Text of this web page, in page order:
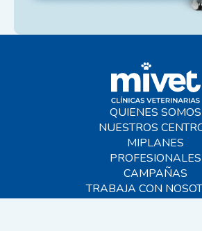
QUIENES SOMOS
NUESTROS
MIPLANES
PROFESIONALES
CAMPAÑAS
TRABAJA CON
BLOG